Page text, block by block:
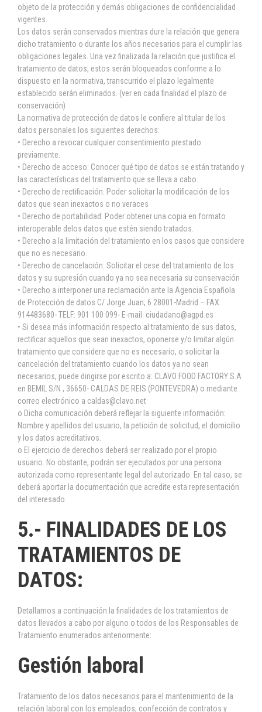
objeto de la protección y demás obligaciones de confidencialidad
vigentes.
Los datos serán conservados mientras dure la relación que genera
dicho tratamiento o durante los años necesarios para el cumplir las
obligaciones legales. Una vez finalizada la relación que justifica el
tratamiento de datos, estos serán bloqueados conforme a lo
dispuesto en la normativa, transcurrido el plazo legalmente
establecido serán eliminados. (ver en cada finalidad el plazo de
conservación)
La normativa de protección de datos le confiere al titular de los
datos personales los siguientes derechos:
• Derecho a revocar cualquier consentimiento prestado
previamente.
• Derecho de acceso: Conocer qué tipo de datos se están tratando y
las características del tratamiento que se lleva a cabo.
• Derecho de rectificación: Poder solicitar la modificación de los
datos que sean inexactos o no veraces
• Derecho de portabilidad: Poder obtener una copia en formato
interoperable delos datos que estén siendo tratados.
• Derecho a la limitación del tratamiento en los casos que considere
que no es necesario.
• Derecho de cancelación: Solicitar el cese del tratamiento de los
datos y su supresión cuando ya no sea necesaria su conservación
• Derecho a interponer una reclamación ante la Agencia Española
de Protección de datos C/ Jorge Juan, 6 28001-Madrid – FAX:
914483680- TELF: 901 100 099- E-mail: ciudadano@agpd.es
• Si desea más información respecto al tratamiento de sus datos,
rectificar aquellos que sean inexactos, oponerse y/o limitar algún
tratamiento que considere que no es necesario, o solicitar la
cancelación del tratamiento cuando los datos ya no sean
necesarios, puede dirigirse por escrito a: CLAVO FOOD FACTORY S.A
en BEMIL S/N , 36650- CALDAS DE REIS (PONTEVEDRA) o mediante
correo electrónico a caldas@clavo.net
o Dicha comunicación deberá reflejar la siguiente información:
Nombre y apellidos del usuario, la petición de solicitud, el domicilio
y los datos acreditativos.
o El ejercicio de derechos deberá ser realizado por el propio
usuario. No obstante, podrán ser ejecutados por una persona
autorizada como representante legal del autorizado. En tal caso, se
deberá aportar la documentación que acredite esta representación
del interesado.
5.- FINALIDADES DE LOS
TRATAMIENTOS DE
DATOS:
Detallamos a continuación la finalidades de los tratamientos de
datos llevados a cabo por alguno o todos de los Responsables de
Tratamiento enumerados anteriormente:
Gestión laboral
Tratamiento de los datos necesarios para el mantenimiento de la
relación laboral con los empleados, confección de contratos y